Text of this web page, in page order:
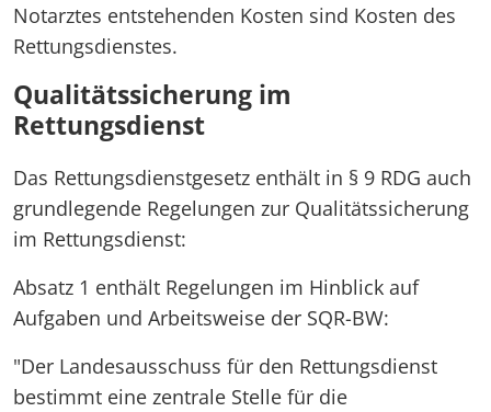
Notarztes entstehenden Kosten sind Kosten des
Rettungsdienstes.
Qualitätssicherung im
Rettungsdienst
Das Rettungsdienstgesetz enthält in § 9 RDG auch
grundlegende Regelungen zur Qualitätssicherung
im Rettungsdienst:
Absatz 1 enthält Regelungen im Hinblick auf
Aufgaben und Arbeitsweise der SQR-BW:
"Der Landesausschuss für den Rettungsdienst
bestimmt eine zentrale Stelle für die